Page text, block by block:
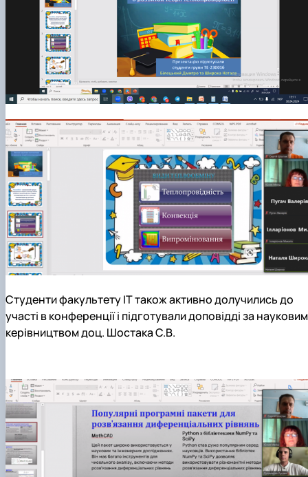
Студенти факультету ІТ також активно долучились до
участі в конференції і підготували доповідді за науковим
керівництвом доц. Шостака С.В.